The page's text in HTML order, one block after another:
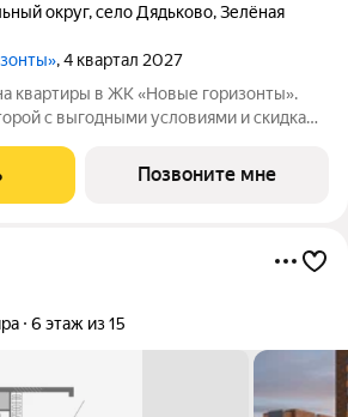
округ,село Дядьково,Зелёная
, 4 квартал 2027
квартиры в ЖК «Нoвые гoризонты».
с выгодными условиями и скидками
на покупку: Семейная
срок и
Позвоните мне
6 этаж из 15